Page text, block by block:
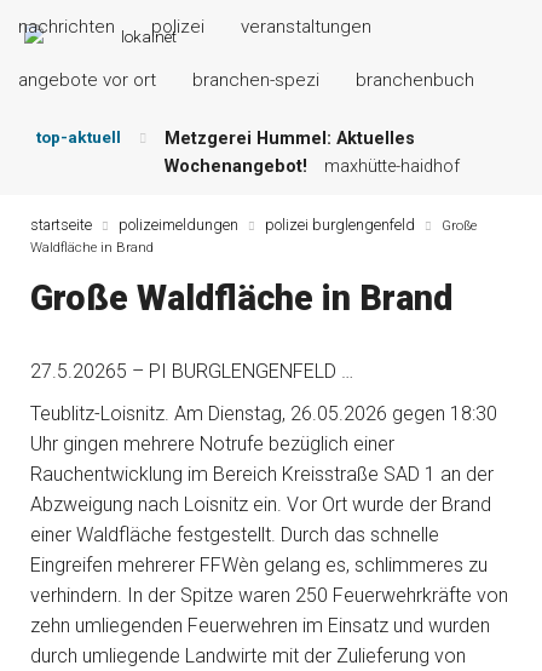
nachrichten polizei veranstaltungen
angebote vor ort branchen-spezi branchenbuch
top-aktuell
Metzgerei Hummel: Aktuelles
Wochenangebot!
maxhütte-haidhof
Grillspezialitäten u.v.m.! kallmünz
Der „deutsche Michel“ muss nun
leserbriefe
Angebot … maxhütte-haidhof
Nutzen Sie aktuelle Angebote Ihrer
Region! angebote vor ort | anzeige
startseite polizeimeldungen polizei burglengenfeld
Große
Waldfläche in Brand
Große Waldfläche in Brand
27.5.20265 – PI BURGLENGENFELD …
Teublitz-Loisnitz. Am Dienstag, 26.05.2026 gegen 18:30
Uhr gingen mehrere Notrufe bezüglich einer
Rauchentwicklung im Bereich Kreisstraße SAD 1 an der
Abzweigung nach Loisnitz ein. Vor Ort wurde der Brand
einer Waldfläche festgestellt. Durch das schnelle
Eingreifen mehrerer FFWèn gelang es, schlimmeres zu
verhindern. In der Spitze waren 250 Feuerwehrkräfte von
zehn umliegenden Feuerwehren im Einsatz und wurden
durch umliegende Landwirte mit der Zulieferung von